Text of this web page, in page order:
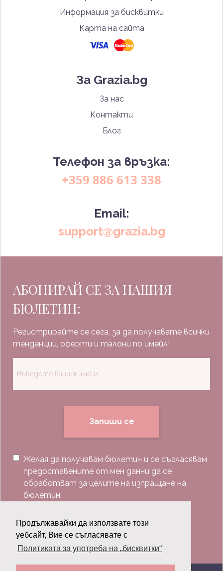
Продължавайки да използвате този
уебсайт, Вие се съгласявате с
Политиката за употреба на „бисквитки“
Информация за бисквитки
Карта на сайта
За Grazia.bg
За нас
Контакти
Блог
Телефон за връзка:
+359 886 613 338
Email:
support@grazia.bg
АБОНИРАЙ СЕ ЗА НАШИЯ
БЮЛЕТИН:
Регистрирайте се сега, за да получавате всички
тенденции, оферти и талони по имейл!
Запиши се
Желая да получавам бюлетин и се съгласявам
предоставените от мен данни да се
обработват за целите на изпращане на
бюлетин.
Последвай ни: